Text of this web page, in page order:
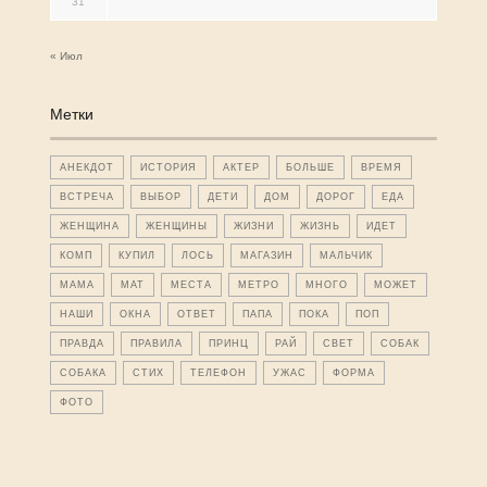
« Июл
Метки
АНЕКДОТ ИСТОРИЯ АКТЕР БОЛЬШЕ ВРЕМЯ
ВСТРЕЧА ВЫБОР ДЕТИ ДОМ ДОРОГ ЕДА
ЖЕНЩИНА ЖЕНЩИНЫ ЖИЗНИ ЖИЗНЬ ИДЕТ
КОМП КУПИЛ ЛОСЬ МАГАЗИН МАЛЬЧИК
МАМА МАТ МЕСТА МЕТРО МНОГО МОЖЕТ
НАШИ ОКНА ОТВЕТ ПАПА ПОКА ПОП
ПРАВДА ПРАВИЛА ПРИНЦ РАЙ СВЕТ СОБАК
СОБАКА СТИХ ТЕЛЕФОН УЖАС ФОРМА
ФОТО